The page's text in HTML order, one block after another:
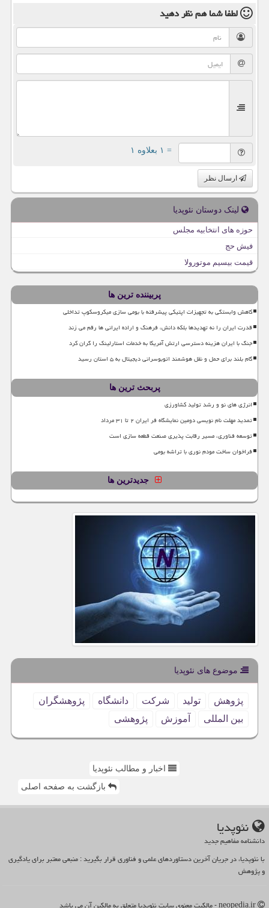
لطفا شما همنظر دهید
= ۱ بعلاوه ۱
ارسال نظر
لینک دوستان نئوپدیا
حوزه های انتخابیه مجلس
فیش حج
قیمت بیسیم موتورولا
پربیننده ترین ها
کاهش وابستگی به تجهیزات اپتیکی پیشرفته با بومی سازی میکروسکوپ تداخلی
قدرت ایران را نه تهدیدها بلکه دانش، فرهنگ و اراده ایرانی ها رقم می زند
جنگ با ایران هزینه دسترسی ارتش آمریکا به خدمات استارلینک را گران کرد
گام بلند برای حمل و نقل هوشمند اتوبوسرانی دیجیتال به ۵ استان رسید
پربحث ترین ها
انرژی های نو و رشد تولید کشاورزی
تمدید مهلت نام نویسی دومین نمایشگاه فر ایران ۲ تا ۳۱ مرداد
توسعه فناوری، مسیر رقابت پذیری صنعت قطعه سازی است
فراخوان ساخت مودم نوری با تراشه بومی
جدیدترین ها
موضوع های نئوپدیا
پژوهش تولید شركت دانشگاه
پژوهشگران
بین المللی
آموزش پژوهشی
اخبار و مطالب نئوپدیا
بازگشت به صفحه اصلی
نئوپدیا
دانشنامه مفاهیم جدید
با نئوپدیا، در جریان آخرین دستاوردهای علمی و فناوری قرار بگیرید : منبعی معتبر برای یادگیری
و پژوهش